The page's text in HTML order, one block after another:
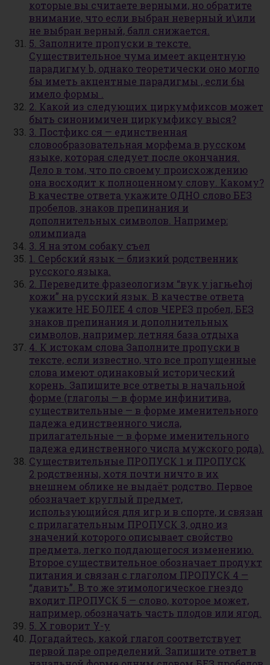
которые вы считаете верными, но обратите
внимание, что если выбран неверный и\или
не выбран верный, балл снижается.
5. Заполните пропуски в тексте.
Существительное чума имеет акцентную
парадигму b, однако теоретически оно могло
бы иметь акцентные парадигмы , если бы
имело формы .
2. Какой из следующих циркумфиксов может
быть синонимичен циркумфиксу выся?
3. Постфикс ся — единственная
словообразовательная морфема в русском
языке, которая следует после окончания.
Дело в том, что по своему происхождению
она восходит к полноценному слову. Какому?
В качестве ответа укажите ОДНО слово БЕЗ
пробелов, знаков препинания и
дополнительных символов. Например:
олимпиада
3. Я на этом собаку съел
1. Сербский язык — близкий родственник
русского языка.
2. Переведите фразеологизм “вук у јагњећој
кожи” на русский язык. В качестве ответа
укажите НЕ БОЛЕЕ 4 слов ЧЕРЕЗ пробел, БЕЗ
знаков препинания и дополнительных
символов, например: летняя база отдыха
4. К истокам слова Заполните пропуски в
тексте, если известно, что все пропущенные
слова имеют одинаковый исторический
корень. Запишите все ответы в начальной
форме (глаголы — в форме инфинитива,
существительные — в форме именительного
падежа единственного числа,
прилагательные — в форме именительного
падежа единственного числа мужского рода).
Существительные ПРОПУСК 1 и ПРОПУСК
2 родственны, хотя почти ничто в их
внешнем облике не выдаёт родство. Первое
обозначает круглый предмет,
использующийся для игр и в спорте, и связан
с прилагательным ПРОПУСК 3, одно из
значений которого описывает свойство
предмета, легко поддающегося изменению.
Второе существительное обозначает продукт
питания и связан с глаголом ПРОПУСК 4 —
“давить”. В то же этимологическое гнездо
входит ПРОПУСК 5 — слово, которое может,
например, обозначать часть плодов или ягод.
5. X говорит Y-у
Догадайтесь, какой глагол соответствует
первой паре определений. Запишите ответ в